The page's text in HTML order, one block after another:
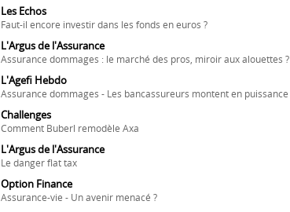
Les Echos
Faut-il encore investir dans les fonds en euros ?
L'Argus de l'Assurance
Assurance dommages : le marché des pros, miroir aux alouettes ?
L'Agefi Hebdo
Assurance dommages - Les bancassureurs montent en puissance
Challenges
Comment Buberl remodèle Axa
L'Argus de l'Assurance
Le danger flat tax
Option Finance
Assurance-vie - Un avenir menacé ?